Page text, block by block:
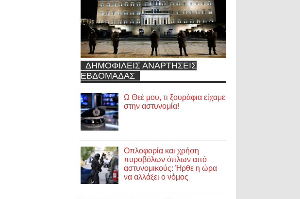
ΔΗΜΟΦΙΛΕΙΣ ΑΝΑΡΤΗΣΕΙΣ
ΕΒΔΟΜΑΔΑΣ
Ω Θεέ μου, τι ξουράφια είχαμε
στην αστυνομία!
Οπλοφορία και χρήση
πυροβόλων όπλων από
αστυνομικούς: Ήρθε η ώρα
να αλλάξει ο νόμος